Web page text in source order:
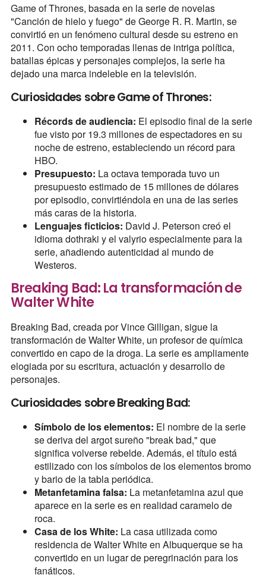
Game of Thrones, basada en la serie de novelas
"Canción de hielo y fuego" de George R. R. Martin, se
convirtió en un fenómeno cultural desde su estreno en
2011. Con ocho temporadas llenas de intriga política,
batallas épicas y personajes complejos, la serie ha
dejado una marca indeleble en la televisión.
Curiosidades sobre Game of Thrones:
Récords de audiencia: El episodio final de la serie
fue visto por 19.3 millones de espectadores en su
noche de estreno, estableciendo un récord para
HBO.
Presupuesto: La octava temporada tuvo un
presupuesto estimado de 15 millones de dólares
por episodio, convirtiéndola en una de las series
más caras de la historia.
Lenguajes ficticios: David J. Peterson creó el
idioma dothraki y el valyrio especialmente para la
serie, añadiendo autenticidad al mundo de
Westeros.
Breaking Bad: La transformación de
Walter White
Breaking Bad, creada por Vince Gilligan, sigue la
transformación de Walter White, un profesor de química
convertido en capo de la droga. La serie es ampliamente
elogiada por su escritura, actuación y desarrollo de
personajes.
Curiosidades sobre Breaking Bad:
Símbolo de los elementos: El nombre de la serie
se deriva del argot sureño "break bad," que
significa volverse rebelde. Además, el título está
estilizado con los símbolos de los elementos bromo
y bario de la tabla periódica.
Metanfetamina falsa: La metanfetamina azul que
aparece en la serie es en realidad caramelo de
roca.
Casa de los White: La casa utilizada como
residencia de Walter White en Albuquerque se ha
convertido en un lugar de peregrinación para los
fanáticos.